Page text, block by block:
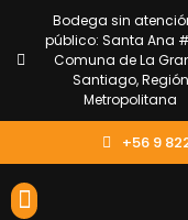
Bodega sin
público: Santa Ana
Comuna de La
Santiago, Región
Metropolitana
+56 9